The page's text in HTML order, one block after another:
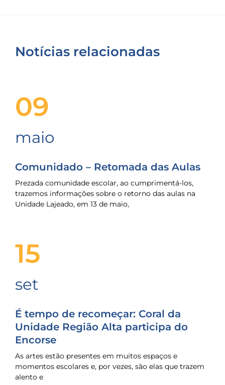
Notícias relacionadas
09
maio
Comunidado – Retomada das Aulas
Prezada comunidade escolar, ao cumprimentá-los,
trazemos informações sobre o retorno das aulas na
Unidade Lajeado, em 13 de maio,
15
set
É tempo de recomeçar: Coral da
Unidade Região Alta participa do
Encorse
As artes estão presentes em muitos espaços e
momentos escolares e, por vezes, são elas que trazem
alento e